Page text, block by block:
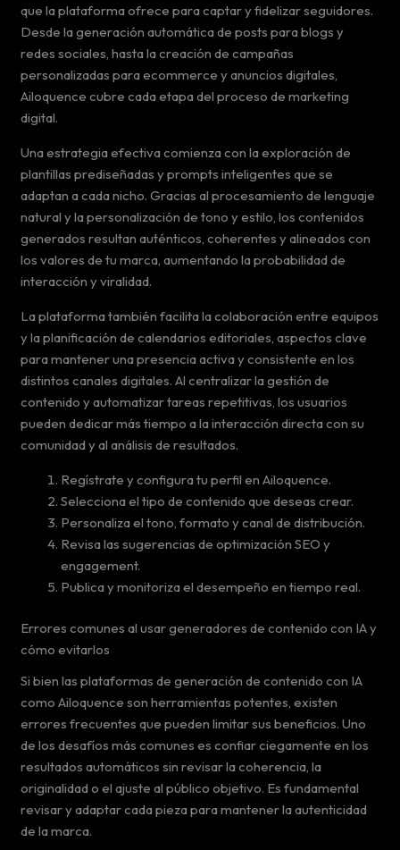
que la plataforma ofrece para captar y fidelizar seguidores.
Desde la generación automática de posts para blogs y
redes sociales, hasta la creación de campañas
personalizadas para ecommerce y anuncios digitales,
Ailoquence cubre cada etapa del proceso de marketing
digital.
Una estrategia efectiva comienza con la exploración de
plantillas prediseñadas y prompts inteligentes que se
adaptan a cada nicho. Gracias al procesamiento de lenguaje
natural y la personalización de tono y estilo, los contenidos
generados resultan auténticos, coherentes y alineados con
los valores de tu marca, aumentando la probabilidad de
interacción y viralidad.
La plataforma también facilita la colaboración entre equipos
y la planificación de calendarios editoriales, aspectos clave
para mantener una presencia activa y consistente en los
distintos canales digitales. Al centralizar la gestión de
contenido y automatizar tareas repetitivas, los usuarios
pueden dedicar más tiempo a la interacción directa con su
comunidad y al análisis de resultados.
Regístrate y configura tu perfil en Ailoquence.
Selecciona el tipo de contenido que deseas crear.
Personaliza el tono, formato y canal de distribución.
Revisa las sugerencias de optimización SEO y
engagement.
Publica y monitoriza el desempeño en tiempo real.
Errores comunes al usar generadores de contenido con IA y
cómo evitarlos
Si bien las plataformas de generación de contenido con IA
como Ailoquence son herramientas potentes, existen
errores frecuentes que pueden limitar sus beneficios. Uno
de los desafíos más comunes es confiar ciegamente en los
resultados automáticos sin revisar la coherencia, la
originalidad o el ajuste al público objetivo. Es fundamental
revisar y adaptar cada pieza para mantener la autenticidad
de la marca.